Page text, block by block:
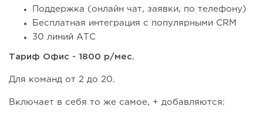
Поддержка (онлайн чат, заявки, по телефону)
Бесплатная интеграция с популярными CRM
30 линий АТС
Тариф Офис - 1800 р/мес.
Для команд от 2 до 20.
Включает в себя то же самое, + добавляются: